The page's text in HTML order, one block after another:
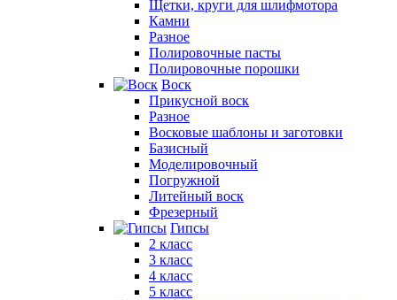
Щетки, круги для шлифмотора
Камни
Разное
Полировочные пасты
Полировочные порошки
Воск
Прикусной воск
Разное
Восковые шаблоны и заготовки
Базисный
Моделировочный
Погружной
Литейный воск
Фрезерный
Гипсы
2 класс
3 класс
4 класс
5 класс